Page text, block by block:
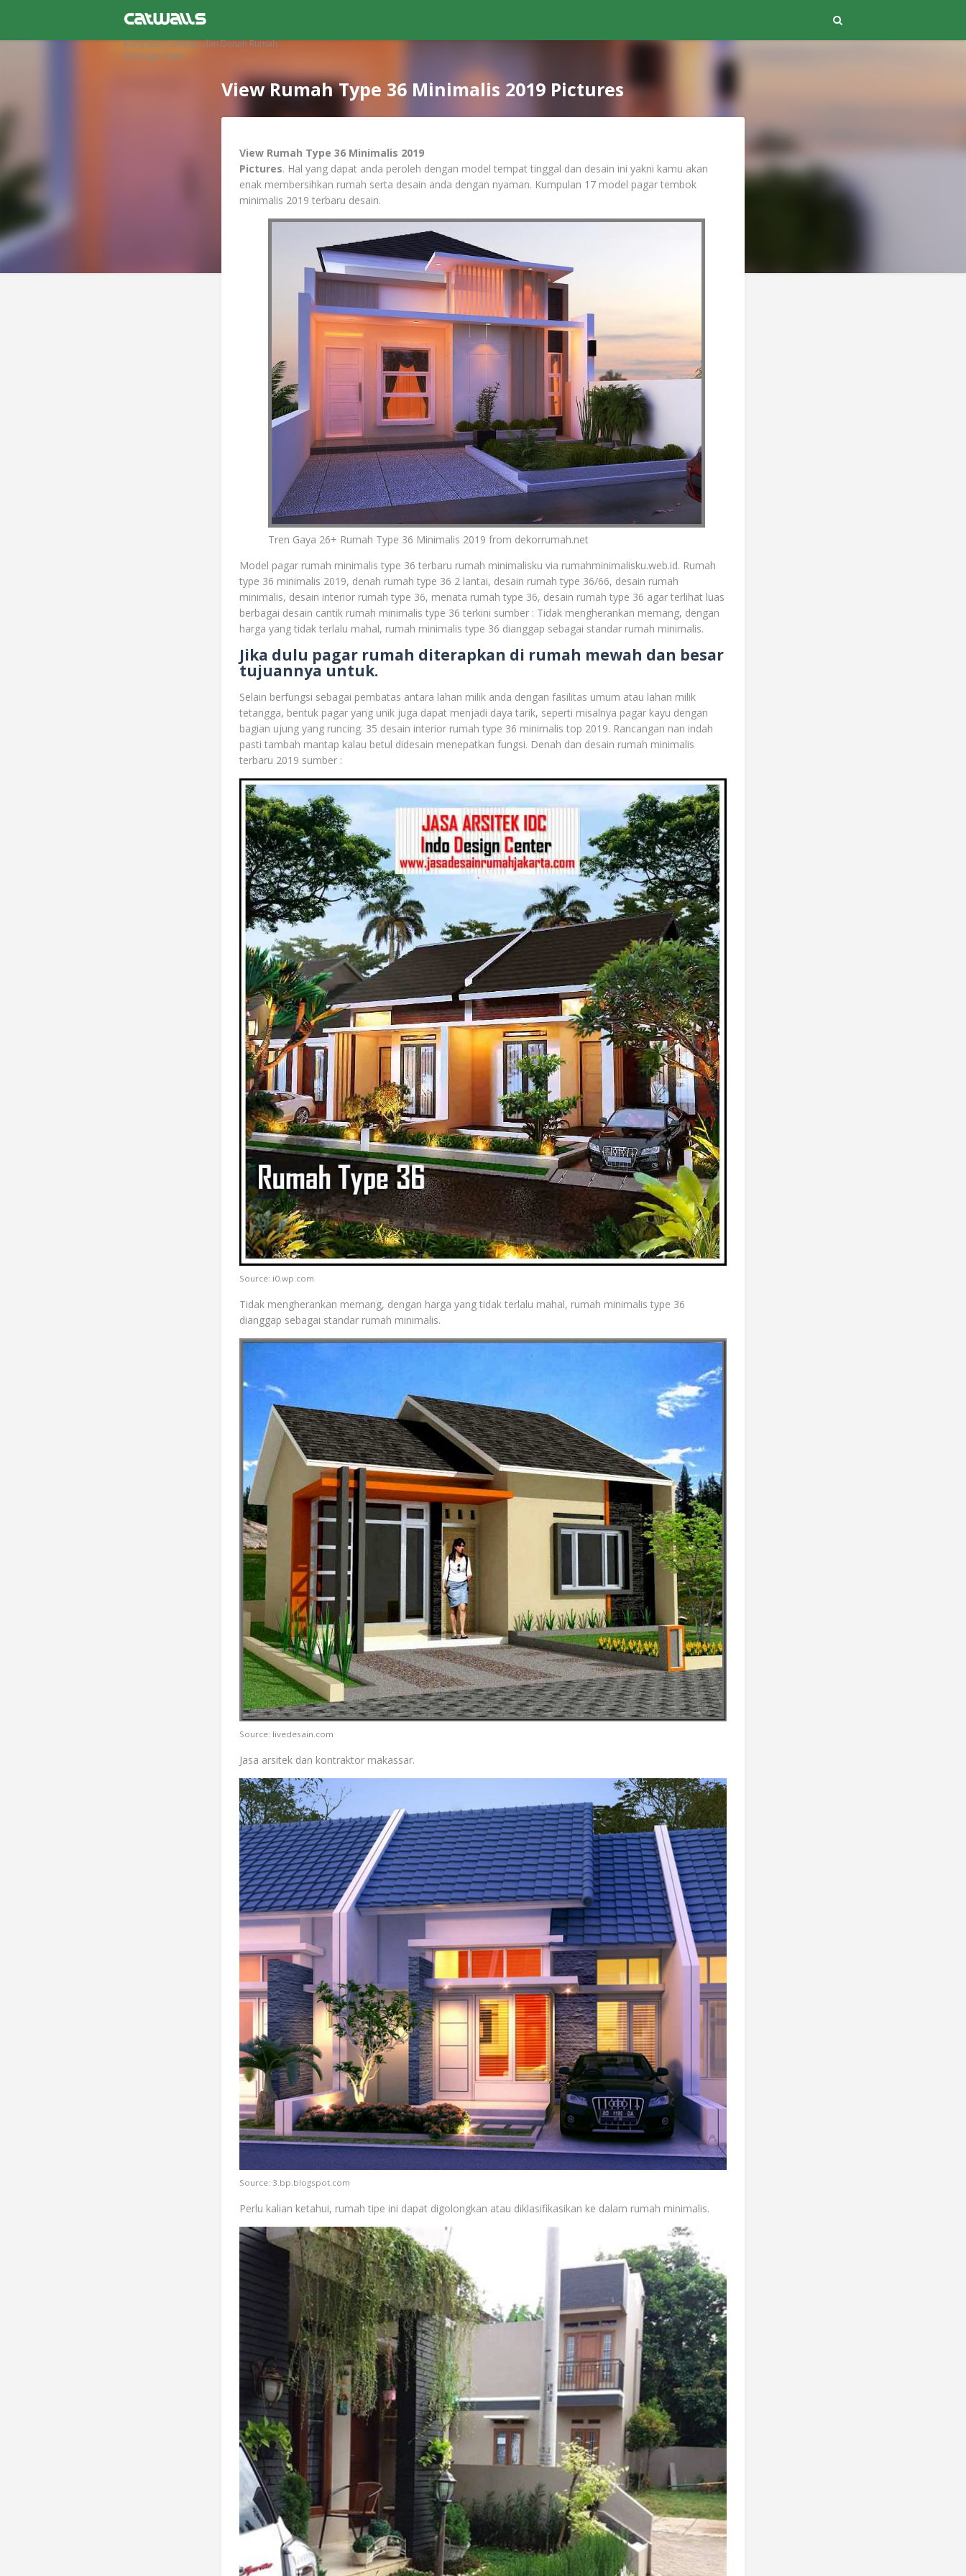
Kumpulan Gambar dan Denah Rumah
berbagai Type
View Rumah Type 36 Minimalis 2019 Pictures
View Rumah Type 36 Minimalis 2019
Pictures. Hal yang dapat anda peroleh dengan model tempat tinggal dan desain ini yakni kamu akan
enak membersihkan rumah serta desain anda dengan nyaman. Kumpulan 17 model pagar tembok
minimalis 2019 terbaru desain.
Tren Gaya 26+ Rumah Type 36 Minimalis 2019 from dekorrumah.net
Model pagar rumah minimalis type 36 terbaru rumah minimalisku via rumahminimalisku.web.id. Rumah
type 36 minimalis 2019, denah rumah type 36 2 lantai, desain rumah type 36/66, desain rumah
minimalis, desain interior rumah type 36, menata rumah type 36, desain rumah type 36 agar terlihat luas
berbagai desain cantik rumah minimalis type 36 terkini sumber : Tidak mengherankan memang, dengan
harga yang tidak terlalu mahal, rumah minimalis type 36 dianggap sebagai standar rumah minimalis.
Jika dulu pagar rumah diterapkan di rumah mewah dan besar
tujuannya untuk.
Selain berfungsi sebagai pembatas antara lahan milik anda dengan fasilitas umum atau lahan milik
tetangga, bentuk pagar yang unik juga dapat menjadi daya tarik, seperti misalnya pagar kayu dengan
bagian ujung yang runcing. 35 desain interior rumah type 36 minimalis top 2019. Rancangan nan indah
pasti tambah mantap kalau betul didesain menepatkan fungsi. Denah dan desain rumah minimalis
terbaru 2019 sumber :
Source: i0.wp.com
Tidak mengherankan memang, dengan harga yang tidak terlalu mahal, rumah minimalis type 36
dianggap sebagai standar rumah minimalis.
Source: livedesain.com
Jasa arsitek dan kontraktor makassar.
Source: 3.bp.blogspot.com
Perlu kalian ketahui, rumah tipe ini dapat digolongkan atau diklasifikasikan ke dalam rumah minimalis.